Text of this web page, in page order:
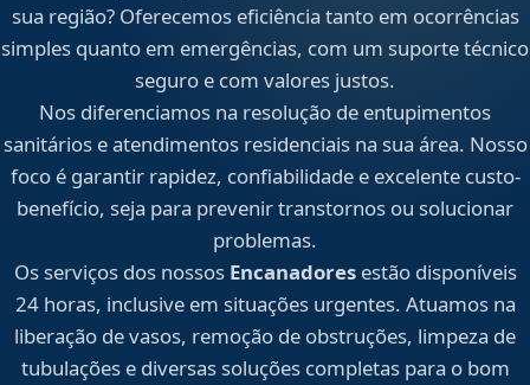
sua região? Oferecemos eficiência tanto em ocorrências
simples quanto em emergências, com um suporte técnico
seguro e com valores justos.
Nos diferenciamos na resolução de entupimentos
sanitários e atendimentos residenciais na sua área. Nosso
foco é garantir rapidez, confiabilidade e excelente custo-
benefício, seja para prevenir transtornos ou solucionar
problemas.
Os serviços dos nossos Encanadoresestão disponíveis
24 horas, inclusive em situações urgentes. Atuamos na
liberação de vasos, remoção de obstruções, limpeza de
tubulações e diversas soluções completas para o bom